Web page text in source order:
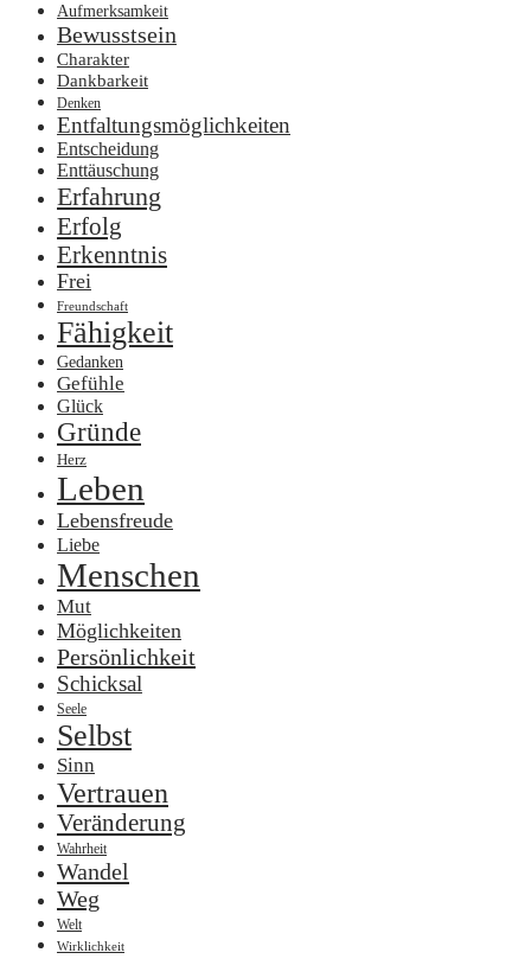
Aufmerksamkeit
Bewusstsein
Charakter
Dankbarkeit
Denken
Entfaltungsmöglichkeiten
Entscheidung
Enttäuschung
Erfahrung
Erfolg
Erkenntnis
Frei
Freundschaft
Fähigkeit
Gedanken
Gefühle
Glück
Gründe
Herz
Leben
Lebensfreude
Liebe
Menschen
Mut
Möglichkeiten
Persönlichkeit
Schicksal
Seele
Selbst
Sinn
Vertrauen
Veränderung
Wahrheit
Wandel
Weg
Welt
Wirklichkeit